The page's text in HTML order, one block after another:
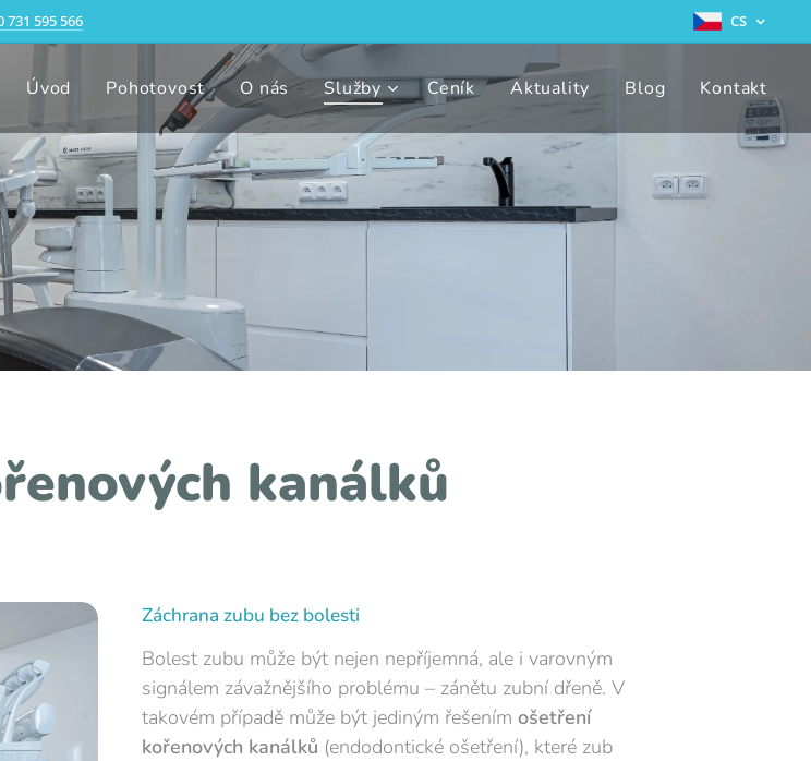
731 595 566 CS
Úvod Pohotovost O nás Služby Ceník Aktuality Blog Kontakt
kanálků
Záchrana zubu bez bolesti
Bolest zubu může být nejen nepříjemná, ale i varovným
signálem závažnějšího problému – zánětu zubní dřeně. V
takovém případě může být jediným řešením ošetření
kořenových kanálků (endodontické ošetření), které zub